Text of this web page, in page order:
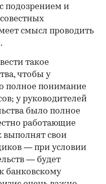
подозрением и
смысл проводить
такое
чтобы у
полное понимание
у руководителей
было полное
работающие
выполнят свои
— при условии
— будет
банковскому